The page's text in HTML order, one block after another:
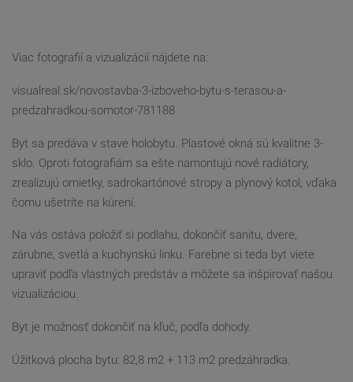
Viac fotografií a vizualizácií nájdete na:
visualreal.sk/novostavba-3-izboveho-bytu-s-terasou-a-
predzahradkou-somotor-781188
Byt sa predáva v stave holobytu. Plastové okná sú kvalitne 3-
sklo. Oproti fotografiám sa ešte namontujú nové radiátory,
zrealizujú omietky, sadrokartónové stropy a plynový kotol, vďaka
čomu ušetríte na kúrení.
Na vás ostáva položiť si podlahu, dokončiť sanitu, dvere,
zárubne, svetlá a kuchynskú linku. Farebne si teda byt viete
upraviť podľa vlastných predstáv a môžete sa inšpirovať našou
vizualizáciou.
Byt je možnosť dokončiť na kľuč, podľa dohody.
Úžitková plocha bytu: 82,8 m2 + 113 m2 predzáhradka.